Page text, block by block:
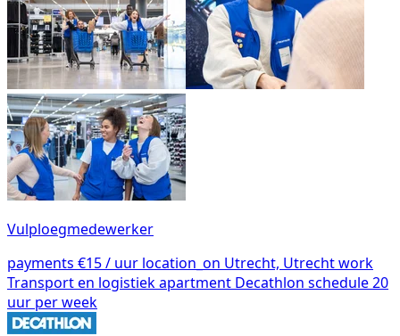
Vulploegmedewerker
payments €15 / uur location_on Utrecht, Utrechtwork
Transport en logistiekapartment Decathlon schedule20
uur per week